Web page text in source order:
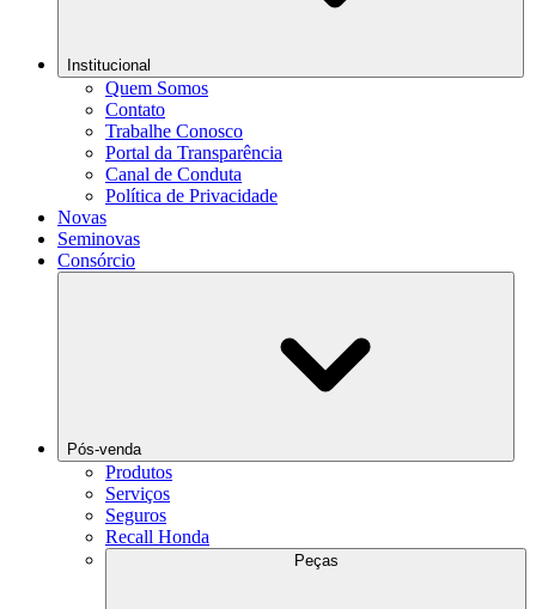
Institucional
Quem Somos
Contato
Trabalhe Conosco
Portal da Transparência
Canal de Conduta
Política de Privacidade
Novas
Seminovas
Consórcio
Pós-venda
Produtos
Serviços
Seguros
Recall Honda